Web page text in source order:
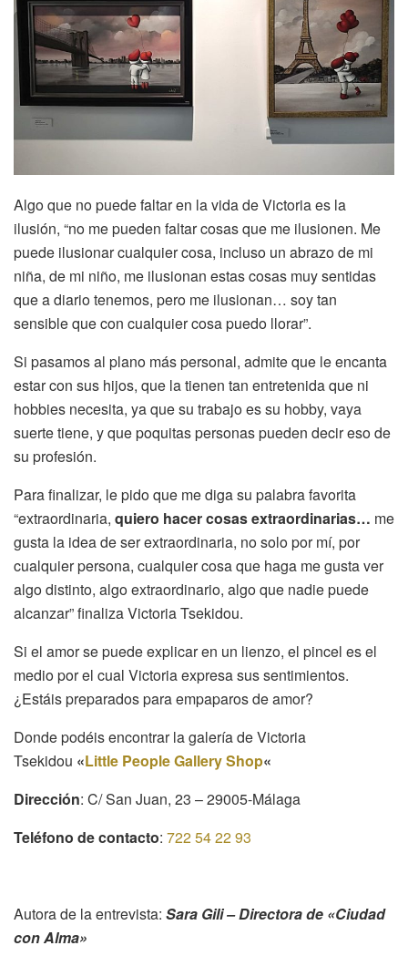
Algo que no puede faltar en la vida de Victoria es la
ilusión, “no me pueden faltar cosas que me ilusionen. Me
puede ilusionar cualquier cosa, incluso un abrazo de mi
niña, de mi niño, me ilusionan estas cosas muy sentidas
que a diario tenemos, pero me ilusionan… soy tan
sensible que con cualquier cosa puedo llorar”.
Si pasamos al plano más personal, admite que le encanta
estar con sus hijos, que la tienen tan entretenida que ni
hobbies necesita, ya que su trabajo es su hobby, vaya
suerte tiene, y que poquitas personas pueden decir eso de
su profesión.
Para finalizar, le pido que me diga su palabra favorita
“extraordinaria, quiero hacer cosas extraordinarias… me
gusta la idea de ser extraordinaria, no solo por mí, por
cualquier persona, cualquier cosa que haga me gusta ver
algo distinto, algo extraordinario, algo que nadie puede
alcanzar” finaliza Victoria Tsekidou.
Si el amor se puede explicar en un lienzo, el pincel es el
medio por el cual Victoria expresa sus sentimientos.
¿Estáis preparados para empaparos de amor?
Donde podéis encontrar la galería de Victoria
Tsekidou «Little People Gallery Shop«
Dirección: C/ San Juan, 23 – 29005-Málaga
Teléfono de contacto: 722 54 22 93
Autora de la entrevista: Sara Gili – Directora de «Ciudad
con Alma»